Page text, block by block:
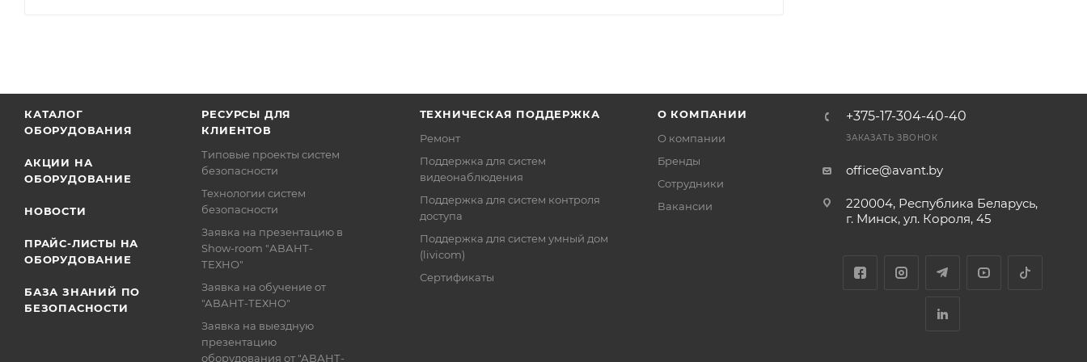
КАТАЛОГ
ОБОРУДОВАНИЯ
АКЦИИ НА
ОБОРУДОВАНИЕ
НОВОСТИ
ПРАЙС-ЛИСТЫ НА
ОБОРУДОВАНИЕ
БАЗА ЗНАНИЙ ПО
БЕЗОПАСНОСТИ
РЕСУРСЫ ДЛЯ
КЛИЕНТОВ
Типовые проекты систем
безопасности
Технологии систем
безопасности
Заявка на презентацию в
Show-room "АВАНТ-
ТЕХНО"
Заявка на обучение от
"АВАНТ-ТЕХНО"
Заявка на выездную
презентацию
оборудования от "АВАНТ-
ТЕХНИЧЕСКАЯ ПОДДЕРЖКА
Ремонт
Поддержка для систем
видеонаблюдения
Поддержка для систем контроля
доступа
Поддержка для систем умный дом
(livicom)
Сертификаты
О КОМПАНИИ
О компании
Бренды
Сотрудники
Вакансии
+375-17-304-40-40
ЗАКАЗАТЬ ЗВОНОК
office@avant.by
220004, Республика Беларусь,
г. Минск, ул. Короля, 45